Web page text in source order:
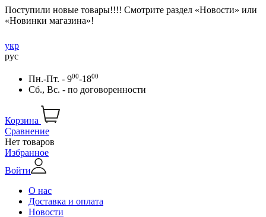
Поступили новые товары!!!! Смотрите раздел «Новости» или
«Новинки магазина»!
укр
рус
Пн.-Пт. - 900-1800
Сб., Вс. - по договоренности
Корзина
Сравнение
Нет товаров
Избранное
Войти
О нас
Доставка и оплата
Новости